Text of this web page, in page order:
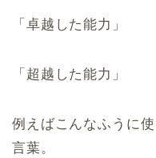
「卓越した能力」
「超越した能力」
例えばこんなふうに
言葉。